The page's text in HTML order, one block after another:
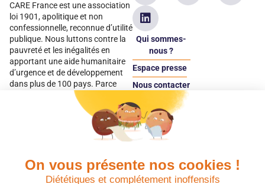
On vous présente nos cookies !
Diététiques et complétement inoffensifs
CARE France est une association
loi 1901, apolitique et non
confessionnelle, reconnue d’utilité
publique. Nous luttons contre la
pauvreté et les inégalités en
apportant une aide humanitaire
d’urgence et de développement
dans plus de 100 pays. Parce
qu’elles sont les premières
victimes des inégalités, CARE met
les femmes et les filles au cœur
Qui sommes-
nous ?
Espace presse
Nous contacter
Espace
donateur
Quels avantages fiscaux ? Donner en confiance